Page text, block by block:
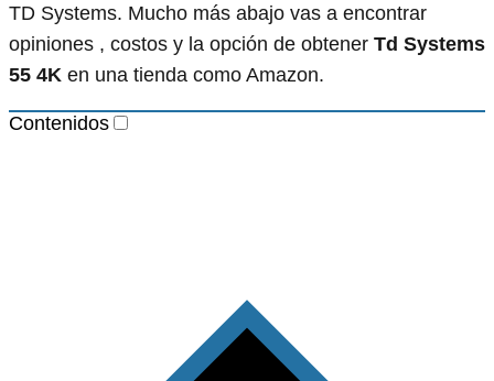
TD Systems. Mucho más abajo vas a encontrar
opiniones , costos y la opción de obtener Td Systems
55 4K en una tienda como Amazon.
Contenidos